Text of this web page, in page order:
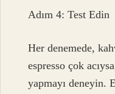
Adım 4: Test Edin
Her denemede,
espresso çok
yapmayı deneyin.